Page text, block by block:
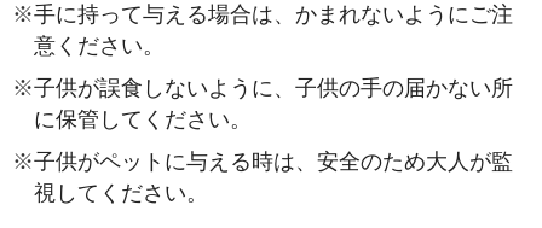
※手に持って与える場合は、かまれないようにご注
意ください。
※子供が誤食しないように、子供の手の届かない所
に保管してください。
※子供がペットに与える時は、安全のため大人が監
視してください。